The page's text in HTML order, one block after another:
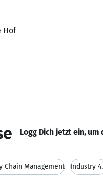
Hof
Logg Dich jetzt ein, um
Chain Management Industry